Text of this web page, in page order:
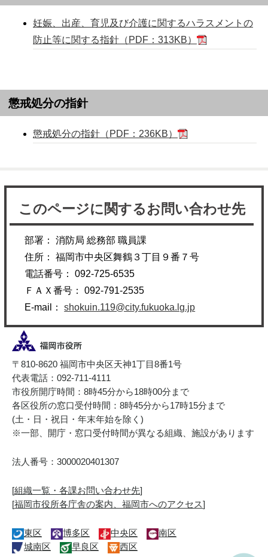
妊娠、出産、育児及び介護に関するハラスメントの
防止等に関する指針（PDF：313KB）
懲戒処分の指針
懲戒処分の指針（PDF：236KB）
このページに関するお問い合わせ先
部署： 消防局 総務部 職員課
住所： 福岡市中央区舞鶴３丁目９番７号
電話番号： 092-725-6535
ＦＡＸ番号： 092-791-2535
E-mail：shokuin.119@city.fukuoka.lg.jp
〒810-8620 福岡市中央区天神1丁目8番1号
代表電話：092-711-4111
市役所開庁時間：8時45分から18時00分まで
各区役所の窓口受付時間：8時45分から17時15分まで
(土・日・祝日・年末年始を除く)
※一部、開庁・窓口受付時間が異なる組織、施設があります
法人番号：3000020401307
[組織一覧・各課お問い合わせ先]
[福岡市役所各庁舎の案内、福岡市へのアクセス]
東区 博多区 中央区
南区
城南区
早良区 西区